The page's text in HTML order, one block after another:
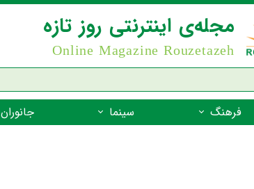
مجله‌ی اینترنتی روز تازه
Online Magazine Rouzetazeh
فرهنگ سینما جانوران